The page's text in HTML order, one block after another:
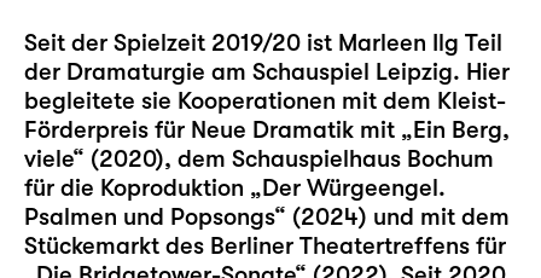
Seit der Spielzeit 2019/20 ist Marleen Ilg Teil
der Dramaturgie am Schauspiel Leipzig. Hier
begleitete sie Kooperationen mit dem Kleist-
Förderpreis für Neue Dramatik mit „Ein Berg,
viele“ (2020), dem Schauspielhaus Bochum
für die Koproduktion „Der Würgeengel.
Psalmen und Popsongs“ (2024) und mit dem
Stückemarkt des Berliner Theatertreffens für